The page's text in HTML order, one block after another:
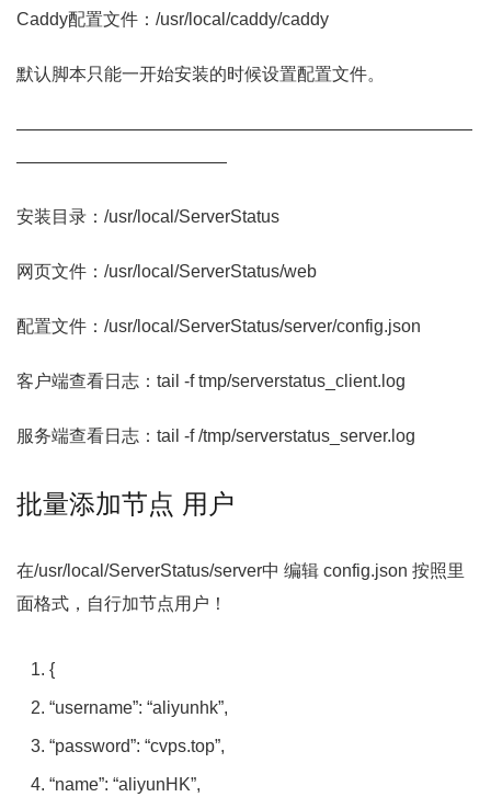
Caddy配置文件：/usr/local/caddy/caddy
默认脚本只能一开始安装的时候设置配置文件。
——————————————————————————
————————————
安装目录：/usr/local/ServerStatus
网页文件：/usr/local/ServerStatus/web
配置文件：/usr/local/ServerStatus/server/config.json
客户端查看日志：tail -f tmp/serverstatus_client.log
服务端查看日志：tail -f /tmp/serverstatus_server.log
批量添加节点 用户
在/usr/local/ServerStatus/server中 编辑 config.json 按照里
面格式，自行加节点用户！
{
“username”: “aliyunhk”,
“password”: “cvps.top”,
“name”: “aliyunHK”,